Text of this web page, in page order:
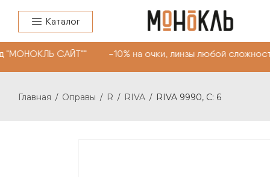
Каталог
САЙТ"" -10% на очки, линзы любой
Главная / Оправы / R / RIVA / RIVA 9990, С: 6